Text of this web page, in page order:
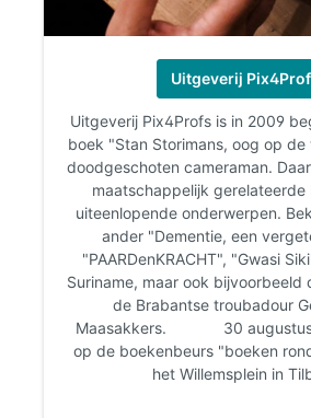
Uitgeverij
Uitgeverij Pix4Profs is in 2009
boek "Stan Storimans, oog op
doodgeschoten cameraman.
maatschappelijk gerelateerde
uiteenlopende onderwerpen.
ander "Dementie, een
"PAARDenKRACHT", "Gwasi
Suriname, maar ook bijvoorbeeld
de Brabantse troubadour
Maasakkers. 30
op de boekenbeurs "boeken
het Willemsplein in